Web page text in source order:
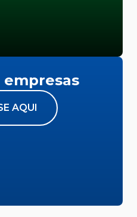
empresas
AQUI